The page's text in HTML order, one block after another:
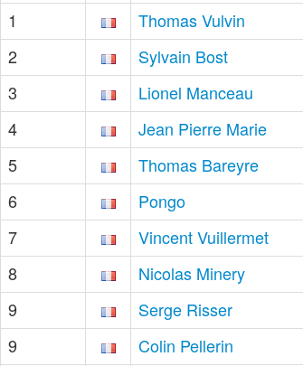
1
Thomas Vulvin
2
Sylvain Bost
3
Lionel Manceau
4
Jean Pierre Marie
5
Thomas Bareyre
6
Pongo
7
Vincent Vuillermet
8
Nicolas Minery
9
Serge Risser
9
Colin Pellerin